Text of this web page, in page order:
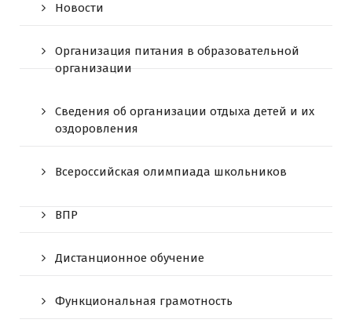
Новости
Организация питания в образовательной
организации
Сведения об организации отдыха детей и их
оздоровления
Всероссийская олимпиада школьников
ВПР
Дистанционное обучение
Функциональная грамотность